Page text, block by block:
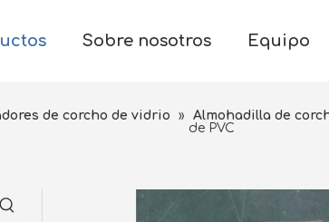
Sobre nosotros Equipo
de corcho de vidrio » Almohadilla de
de PVC